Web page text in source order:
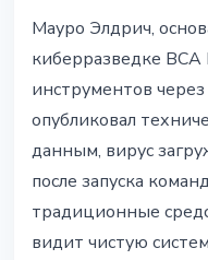
Мауро Элдрич,
киберразведке BCA
инструментов
опубликовал
данным, вирус
после запуска
традиционные
видит чистую